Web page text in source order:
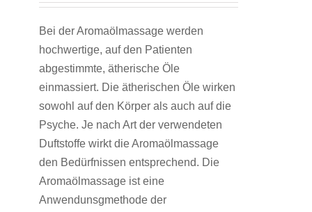
Bei der Aromaölmassage werden
hochwertige, auf den Patienten
abgestimmte, ätherische Öle
einmassiert. Die ätherischen Öle wirken
sowohl auf den Körper als auch auf die
Psyche. Je nach Art der verwendeten
Duftstoffe wirkt die Aromaölmassage
den Bedürfnissen entsprechend. Die
Aromaölmassage ist eine
Anwendunsgmethode der